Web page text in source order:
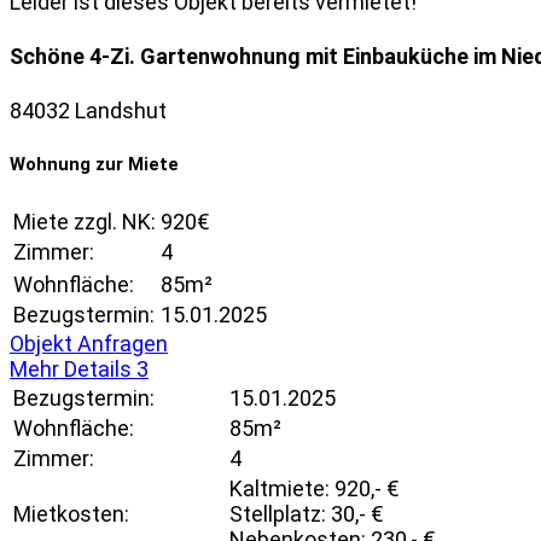
Schöne 4-Zi. Gartenwohnung mit Einbauküche im
84032 Landshut
Wohnung zur Miete
Miete zzgl. NK: 920€
Zimmer:
4
Wohnfläche:
85m²
Bezugstermin: 15.01.2025
Objekt Anfragen
Mehr Details 3
Bezugstermin:
15.01.2025
Wohnfläche:
85m²
Zimmer:
4
Mietkosten:
Kaltmiete: 920,- €
Stellplatz: 30,- €